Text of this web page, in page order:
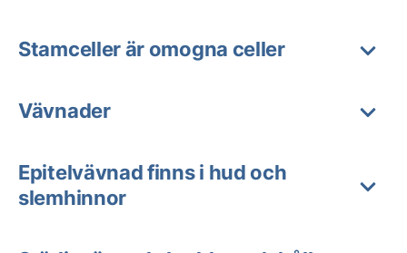
Stamceller är omogna celler
Vävnader
Epitelvävnad finns i hud och
slemhinnor